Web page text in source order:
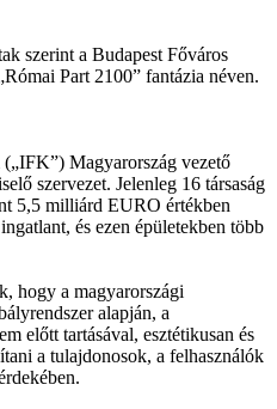
szerint a Budapest Főváros
Part 2100” fantázia néven.
Magyarország vezető
szervezet. Jelenleg 16 társaság
5,5 milliárd EURO értékben
és ezen épületekben több
hogy a magyarországi
alapján, a
előtt tartásával, esztétikusan és
a tulajdonosok, a felhasználók